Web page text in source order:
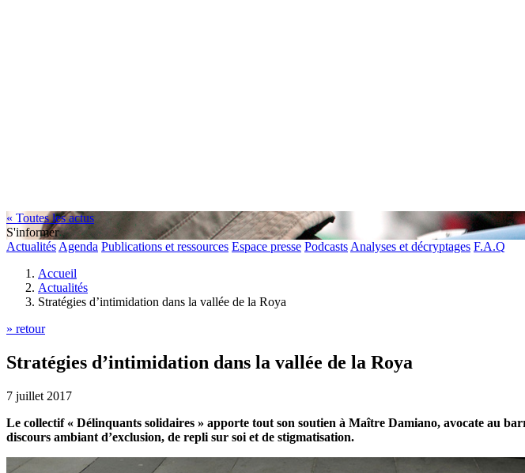
« Toutes les actus
S'informer
Actualités Agenda Publications et ressources Espace presse Podcasts Analyses et décryptages F.A.Q
Accueil
Actualités
Stratégies d’intimidation dans la vallée de la Roya
» retour
Stratégies d’intimidation dans la vallée de la Roya
7 juillet 2017
Le collectif « Délinquants solidaires » apporte tout son soutien à Maître Damiano, avocate au
discours ambiant d’exclusion, de repli sur soi et de stigmatisation.